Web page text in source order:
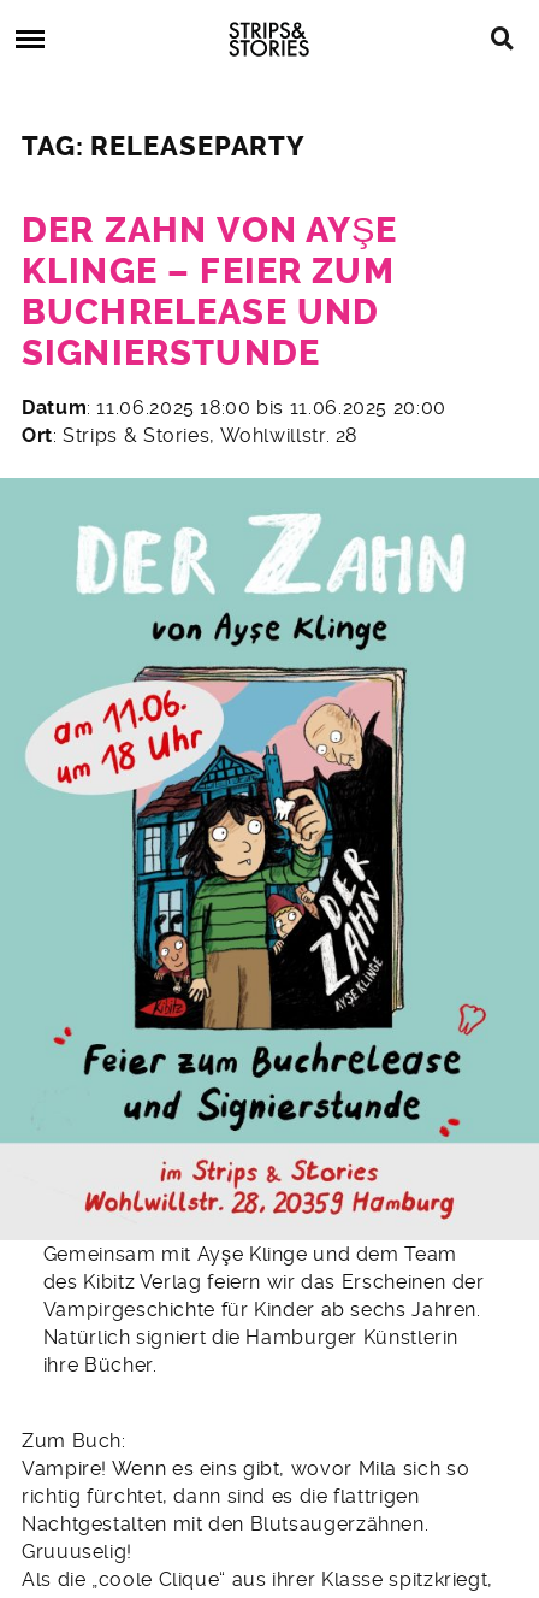
to
Strips
&
Stories
Comics,
TAG: RELEASEPARTY
DER ZAHN VON AYŞE
KLINGE – FEIER ZUM
BUCHRELEASE UND
SIGNIERSTUNDE
2.
Juni
Datum: 11.06.2025 18:00 bis 11.06.2025 20:00
Ort: Strips & Stories, Wohlwillstr. 28
Gemeinsam mit Ayşe Klinge und dem Team
des Kibitz Verlag feiern wir das Erscheinen der
Vampirgeschichte für Kinder ab sechs Jahren.
Natürlich signiert die Hamburger Künstlerin
ihre Bücher.
Zum Buch:
Vampire! Wenn es eins gibt, wovor Mila sich so
richtig fürchtet, dann sind es die flattrigen
Nachtgestalten mit den Blutsaugerzähnen.
Gruuuselig!
Als die „coole Clique“ aus ihrer Klasse spitzkriegt,